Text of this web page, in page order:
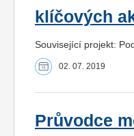
klíčových
Související projekt:
02. 07. 2019
Průvodce